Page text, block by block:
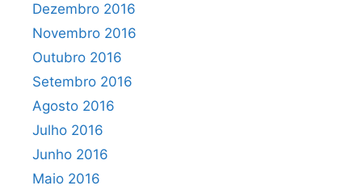
Dezembro 2016
Novembro 2016
Outubro 2016
Setembro 2016
Agosto 2016
Julho 2016
Junho 2016
Maio 2016